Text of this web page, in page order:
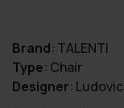
Brand: TALENTI
Type: Chair
Designer: